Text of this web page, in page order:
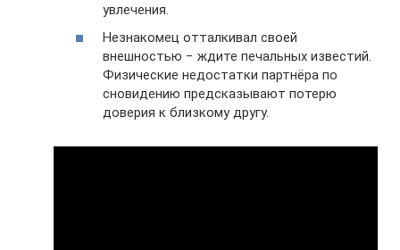
увлечения.
Незнакомец отталкивал своей
внешностью − ждите печальных известий.
Физические недостатки партнёра по
сновидению предсказывают потерю
доверия к близкому другу.